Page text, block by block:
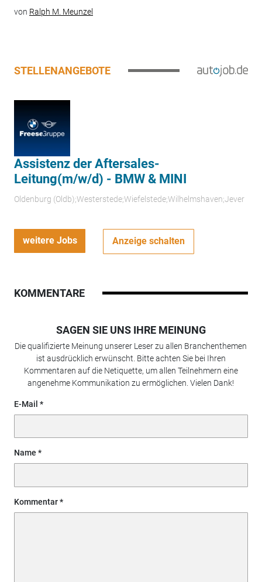
von Ralph M. Meunzel
STELLENANGEBOTE
Assistenz der Aftersales-
Leitung(m/w/d) - BMW & MINI
Oldenburg (Oldb);Westerstede;Wiefelstede;Wilhelmshaven;Jever
weitere Jobs Anzeige schalten
KOMMENTARE
SAGEN SIE UNS IHRE MEINUNG
Die qualifizierte Meinung unserer Leser zu allen Branchenthemen
ist ausdrücklich erwünscht. Bitte achten Sie bei Ihren
Kommentaren auf die Netiquette, um allen Teilnehmern eine
angenehme Kommunikation zu ermöglichen. Vielen Dank!
E-Mail
Name
Kommentar